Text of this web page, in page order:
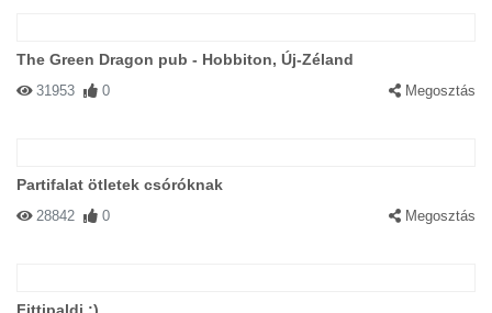
The Green Dragon pub - Hobbiton, Új-Zéland
31953 0 Megosztás
Partifalat ötletek csóróknak
28842 0 Megosztás